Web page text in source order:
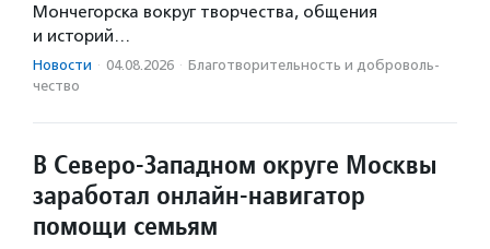
Мончегорска вокруг творчества, общения
и историй…
Новости · 04.08.2026 · Благотвори­тель­ность и доброволь­
чест­во
В Северо-Западном округе Москвы
заработал онлайн-навигатор
помощи семьям